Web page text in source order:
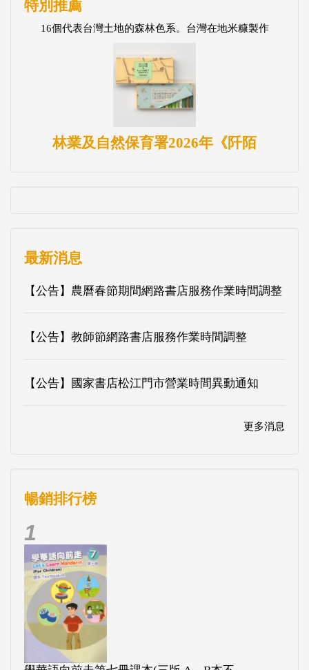
特別推薦
16個代表台灣土地的森林色系。台灣在地米糠製作
林業及自然保育署2026年《阡陌
最新消息
【公告】農曆春節期間網路書店服務作業時間調整
【公告】教師節網路書店服務作業時間調整
【公告】國家書店松江門市營業時間異動通知
更多消息
暢銷排行榜
1